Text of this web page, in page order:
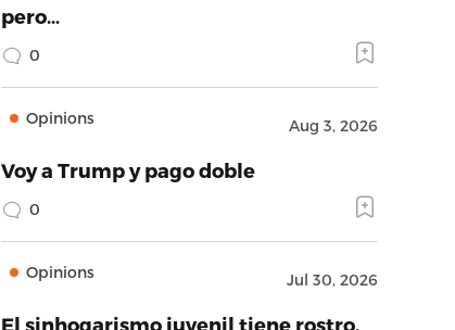
pero…
0
Opinions Aug 3, 2026
Voy a Trump y pago doble
0
Opinions Jul 30, 2026
El sinhogarismo juvenil tiene rostro,